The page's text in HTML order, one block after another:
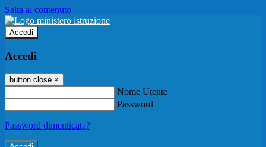
Salta al contenuto
Accedi
Accedi
button close ×
Nome Utente
Password
Password dimenticata?